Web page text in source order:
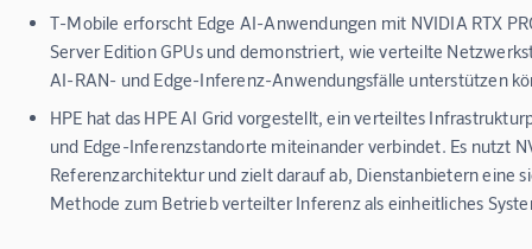
T-Mobile erforscht Edge AI-Anwendungen mit NVIDIA RTX
Server Edition GPUs und demonstriert, wie verteilte
AI-RAN- und Edge-Inferenz-Anwendungsfälle unterstützen
HPE hat das HPE AI Grid vorgestellt, ein verteiltes
und Edge-Inferenzstandorte miteinander verbindet. Es nutzt
Referenzarchitektur und zielt darauf ab, Dienstanbietern eine
Methode zum Betrieb verteilter Inferenz als einheitliches